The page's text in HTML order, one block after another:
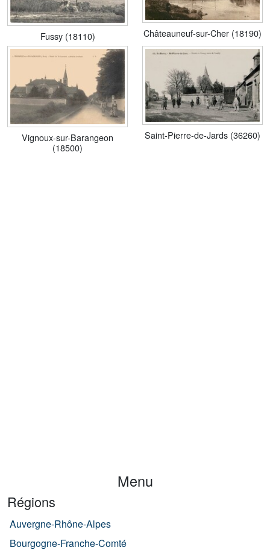
Fussy (18110) Châteauneuf-sur-Cher (18190)
Vignoux-sur-Barangeon
(18500)
Saint-Pierre-de-Jards (36260)
Menu
Régions
Auvergne-Rhône-Alpes
Bourgogne-Franche-Comté